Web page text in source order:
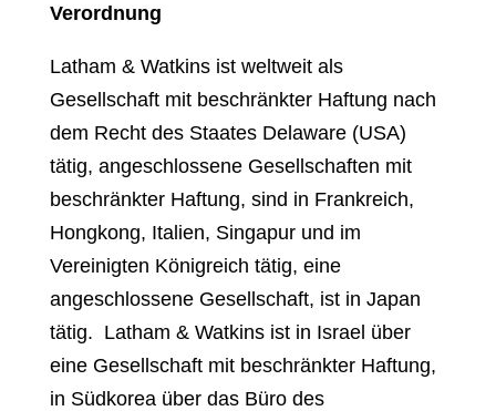
Verordnung
Latham & Watkins ist weltweit als
Gesellschaft mit beschränkter Haftung nach
dem Recht des Staates Delaware (USA)
tätig, angeschlossene Gesellschaften mit
beschränkter Haftung, sind in Frankreich,
Hongkong, Italien, Singapur und im
Vereinigten Königreich tätig, eine
angeschlossene Gesellschaft, ist in Japan
tätig. Latham & Watkins ist in Israel über
eine Gesellschaft mit beschränkter Haftung,
in Südkorea über das Büro des